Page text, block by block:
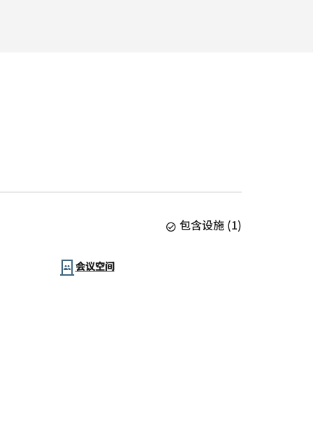
包含设施 (1)
会议空间